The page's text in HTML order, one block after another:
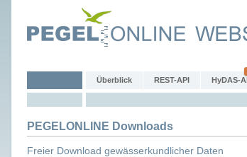
Überblick REST-API HyDAS-
PEGELONLINE Downloads
Freier Download gewässerkundlicher Daten